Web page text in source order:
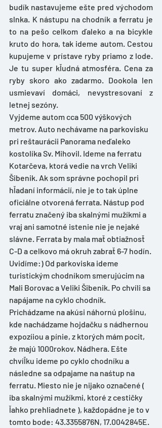
budík nastavujeme ešte pred východom
slnka. K nástupu na chodník a ferratu je
to na pešo celkom ďaleko a na bicykle
kruto do hora, tak ideme autom. Cestou
kupujeme v prístave ryby priamo z lode.
Je tu super kľudná atmosféra. Cena za
ryby skoro ako zadarmo. Dookola len
usmievaví domáci, nevystresovaní z
letnej sezóny.
Vyjdeme autom cca 500 výškových
metrov. Auto nechávame na parkovisku
pri reštaurácii Panorama neďaleko
kostolíka Sv. Mihovil. Ideme na ferratu
Kotarčeva, ktorá vedie na vrch Veliki
Šibenik. Ak som správne pochopil pri
hľadaní informácií, nie je to tak úplne
oficiálne otvorená ferrata. Nástup pod
ferratu značený iba skalnými mužíkmi a
vraj ani samotné istenie nie je nejaké
slávne. Ferrata by mala mať obtiažnosť
C-D a celkovo má okruh zabrať 6-7 hodín.
Uvidíme:) Od parkoviska ideme
turistickým chodníkom smerujúcim na
Mali Borovac a Veliki Šibenik. Po chvíli sa
napájame na cyklo chodník.
Prichádzame na akúsi náhornú plošinu,
kde nachádzame hojdačku s nádhernou
expozíiou a pínie, z ktorých mám pocit,
že majú 1000rokov. Nádhera. Ešte
chvíľku ideme po cyklo chodníku a
následne sa odpajame na naśtup na
ferratu. Miesto nie je nijako označené (
iba skalnými mužíkmi, ktoré z cestičky
ľahko prehliadnete ), každopádne je to v
tomto bode: 43.3355876N, 17.0042845E.